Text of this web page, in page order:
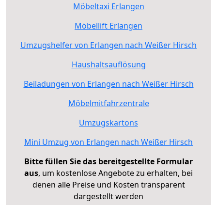
Möbeltaxi Erlangen
Möbellift Erlangen
Umzugshelfer von Erlangen nach Weißer Hirsch
Haushaltsauflösung
Beiladungen von Erlangen nach Weißer Hirsch
Möbelmitfahrzentrale
Umzugskartons
Mini Umzug von Erlangen nach Weißer Hirsch
Bitte füllen Sie das bereitgestellte Formular
aus, um kostenlose Angebote zu erhalten, bei
denen alle Preise und Kosten transparent
dargestellt werden